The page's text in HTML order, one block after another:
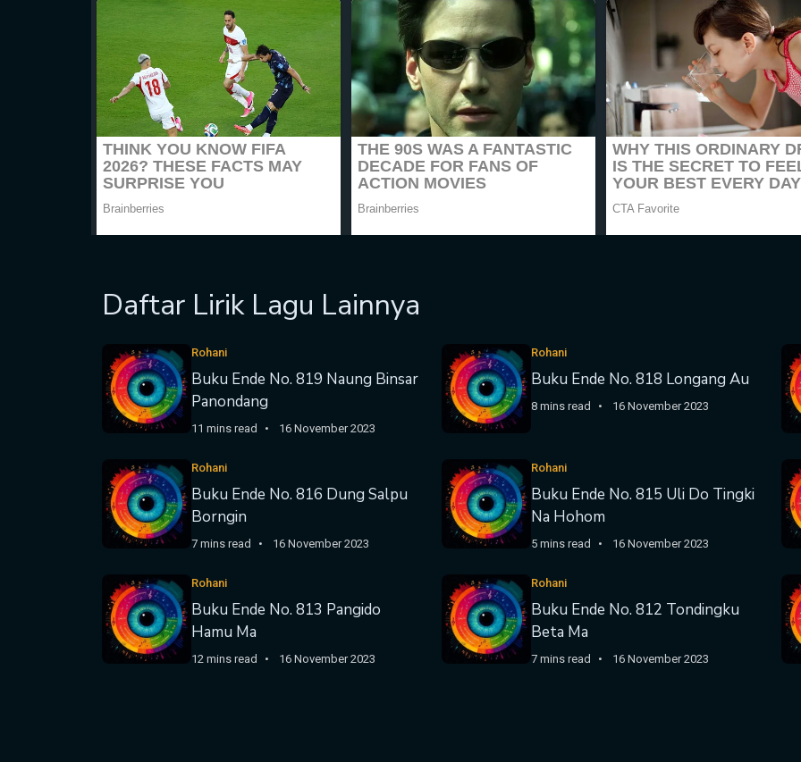
Daftar Lirik Lagu Lainnya
Rohani
Buku Ende No. 819 Naung Binsar
Panondang
11 mins read 16 November 2023
Rohani
Buku Ende No. 818 Longang Au
8 mins read 16 November 2023
Rohani
Buku Ende No. 816 Dung Salpu
Borngin
7 mins read 16 November 2023
Rohani
Buku Ende No. 815 Uli Do Tingki
Na Hohom
5 mins read 16 November 2023
Rohani
Buku Ende No. 813 Pangido
Hamu Ma
12 mins read 16 November 2023
Rohani
Buku Ende No. 812 Tondingku
Beta Ma
7 mins read 16 November 2023